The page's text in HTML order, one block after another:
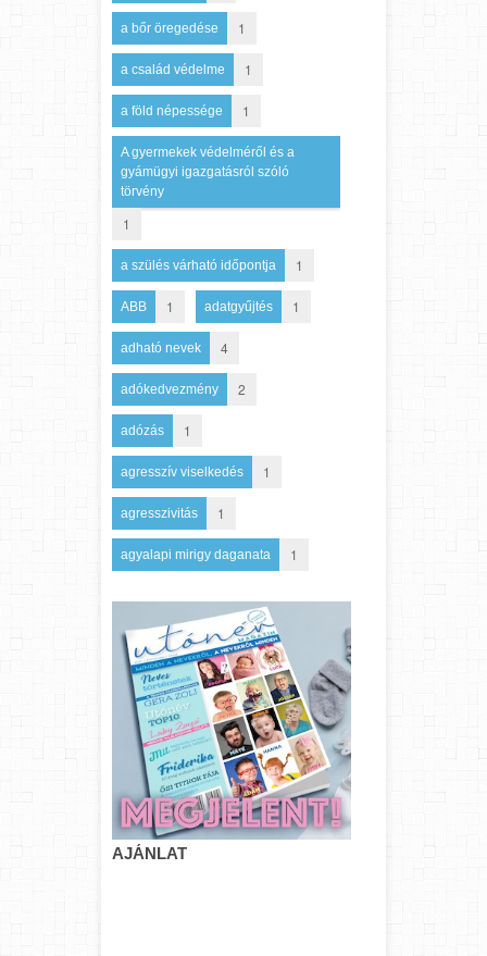
a bőr öregedése 1
a család védelme 1
a föld népessége 1
A gyermekek védelméről és a
gyámügyi igazgatásról szóló
törvény
1
a szülés várható időpontja 1
ABB 1 adatgyűjtés 1
adható nevek 4
adókedvezmény 2
adózás 1
agresszív viselkedés 1
agresszivitás 1
agyalapi mirigy daganata 1
AJÁNLAT